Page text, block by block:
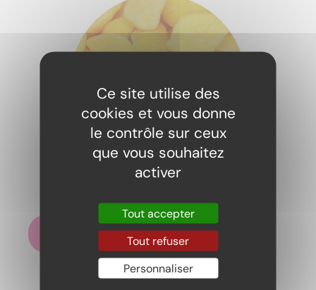
Citrons Dulceplus 100gr
Ajouter au panier
Ce site utilise des
cookies et vous donne
le contrôle sur ceux
que vous souhaitez
activer
Tout accepter
Tout refuser
Personnaliser